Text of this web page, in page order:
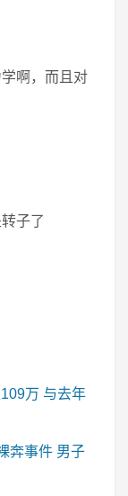
啊，而且对
子了
万 与去年
奔事件 男子